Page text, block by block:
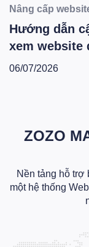
Nâng cấp
Hướng dẫn
xem website
Thương theo
06/07/2026
ZOZO
Nền tảng hỗ trợ
một hệ thống